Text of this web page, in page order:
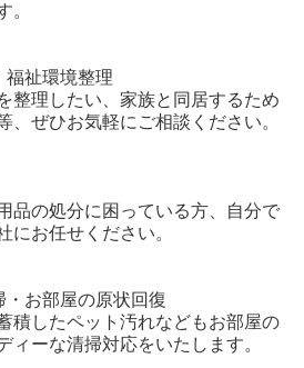
。
福祉環境整理
整理したい、家族と同居するため
、ぜひお気軽にご相談ください。
品の処分に困っている方、自分で
にお任せください。
お部屋の原状回復
積したペット汚れなどもお部屋の
ィーな清掃対応をいたします。